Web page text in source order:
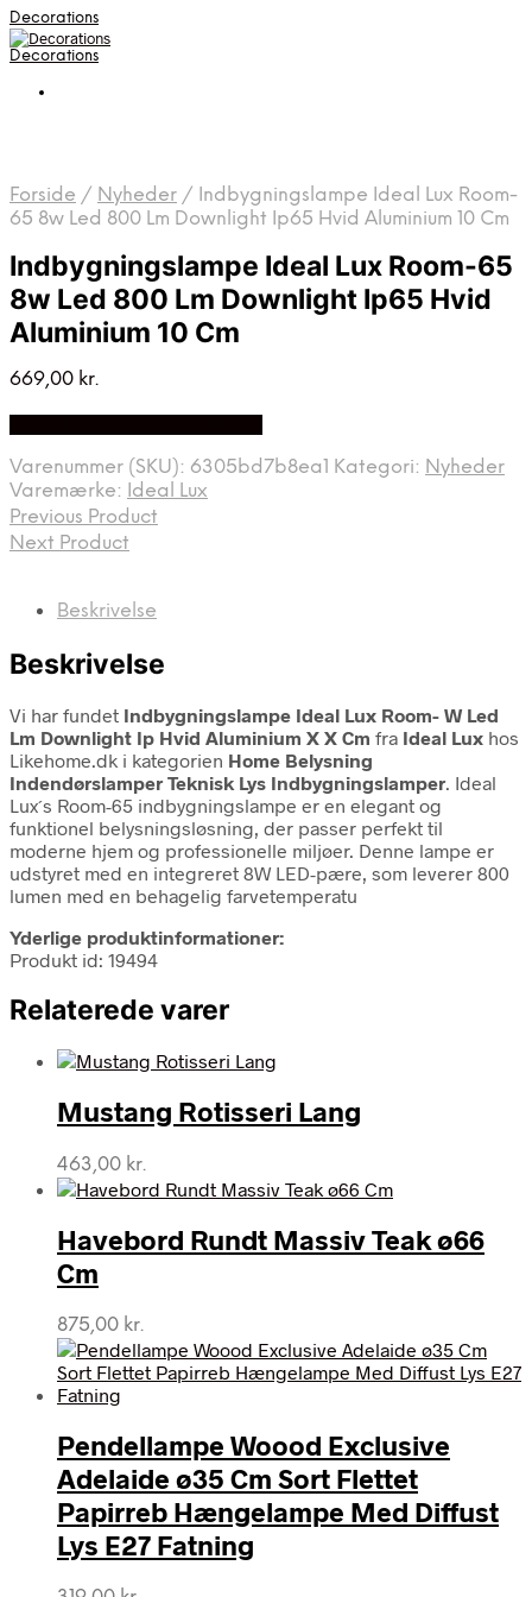
Decorations
Decorations
Forside / Nyheder / Indbygningslampe Ideal Lux Room-
65 8w Led 800 Lm Downlight Ip65 Hvid Aluminium 10 Cm
Indbygningslampe Ideal Lux Room-65
8w Led 800 Lm Downlight Ip65 Hvid
Aluminium 10 Cm
669,00 kr.
Varenummer (SKU): 6305bd7b8ea1 Kategori: Nyheder
Varemærke: Ideal Lux
Previous Product
Next Product
Beskrivelse
Beskrivelse
Vi har fundet Indbygningslampe Ideal Lux Room- W Led
Lm Downlight Ip Hvid Aluminium X X Cm fra Ideal Lux hos
Likehome.dk i kategorien Home Belysning
Indendørslamper Teknisk Lys Indbygningslamper. Ideal
Lux´s Room-65 indbygningslampe er en elegant og
funktionel belysningsløsning, der passer perfekt til
moderne hjem og professionelle miljøer. Denne lampe er
udstyret med en integreret 8W LED-pære, som leverer 800
lumen med en behagelig farvetemperatu
Yderlige produktinformationer:
Produkt id: 19494
Relaterede varer
Mustang Rotisseri Lang
463,00 kr.
Havebord Rundt Massiv Teak ø66
Cm
875,00 kr.
Pendellampe Woood Exclusive
Adelaide ø35 Cm Sort Flettet
Papirreb Hængelampe Med Diffust
Lys E27 Fatning